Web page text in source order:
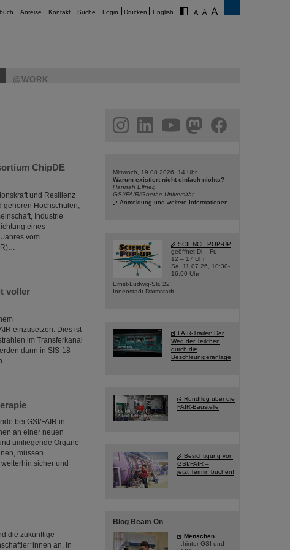
Anreise Kontakt Suche Login Drucken English
@WORK
ChipDE
und Resilienz
gehören Hochschulen,
Industrie
eines
vom
voller
einzusetzen. Dies ist
im Transferkanal
dann in SIS-18
bei GSI/FAIR in
an einer neuen
umliegende Organe
müssen
sicher und
die zukünftige
an. In
facebook
Mittwoch, 19.08.2026, 14 Uhr
Warum existiert nicht einfach nichts?
Hannah Elfner,
GSI/FAIR/Goethe-Universität
Anmeldung und weitere Informationen
SCIENCE POP-UP
geöffnet Di – Fr,
12 – 17 Uhr
Sa, 11.07.26, 10:30-
16:00 Uhr
Ernst-Ludwig-Str. 22
Innenstadt Darmstadt
FAIR-Trailer: Der
Weg der Teilchen
durch die
Beschleunigeranlage
Rundflug über die
FAIR-Baustelle
Besichtigung von
GSI/FAIR –
jetzt Termin buchen!
Blog Beam On
Menschen
...hinter GSI und